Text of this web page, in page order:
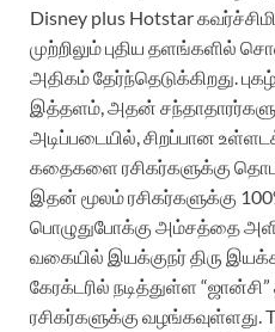
Disney plus Hotstar
முற்றிலும் புதிய தளங்களில்
அதிகம் தேர்ந்தெடுக்கிறது.
இத்தளம், அதன்
அடிப்படையில், சிறப்பான
கதைகளை ரசிகர்களுக்கு
இதன் மூலம் ரசிகர்களுக்கு
பொழுதுபோக்கு அம்சத்தை
வகையில் இயக்குநர் திரு
கேரக்டரில் நடித்துள்ள
ரசிகர்களுக்கு வழங்கவுள்ளது.